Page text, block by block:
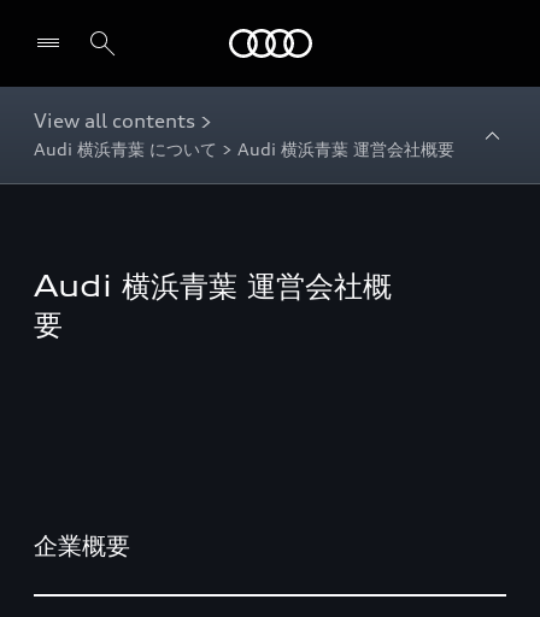
View all contents >
Audi 横浜青葉 について > Audi 横浜青葉 運営会社概要
Audi 横浜青葉 運営会社概
要
企業概要